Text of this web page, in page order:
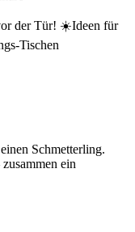
der Tür! ☀️Ideen für
Tischen
Schmetterling.
ein